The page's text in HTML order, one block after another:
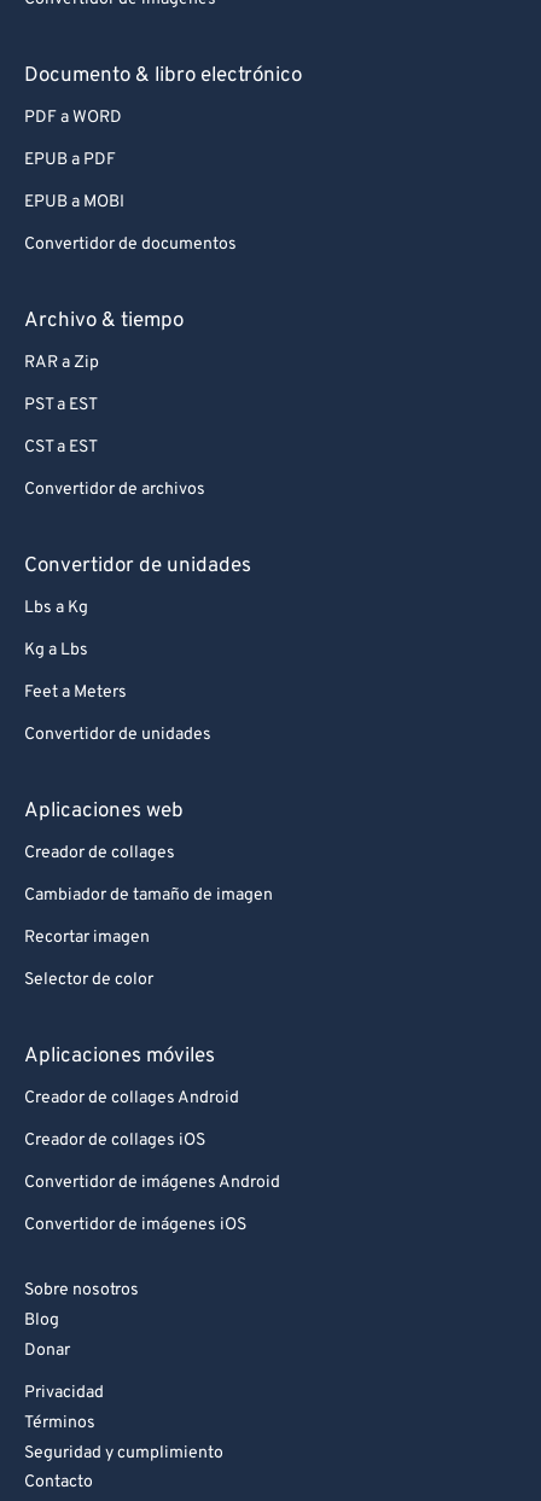
Documento & libro electrónico
PDF a WORD
EPUB a PDF
EPUB a MOBI
Convertidor de documentos
Archivo & tiempo
RAR a Zip
PST a EST
CST a EST
Convertidor de archivos
Convertidor de unidades
Lbs a Kg
Kg a Lbs
Feet a Meters
Convertidor de unidades
Aplicaciones web
Creador de collages
Cambiador de tamaño de imagen
Recortar imagen
Selector de color
Aplicaciones móviles
Creador de collages Android
Creador de collages iOS
Convertidor de imágenes Android
Convertidor de imágenes iOS
Sobre nosotros
Blog
Donar
Privacidad
Términos
Seguridad y cumplimiento
Contacto